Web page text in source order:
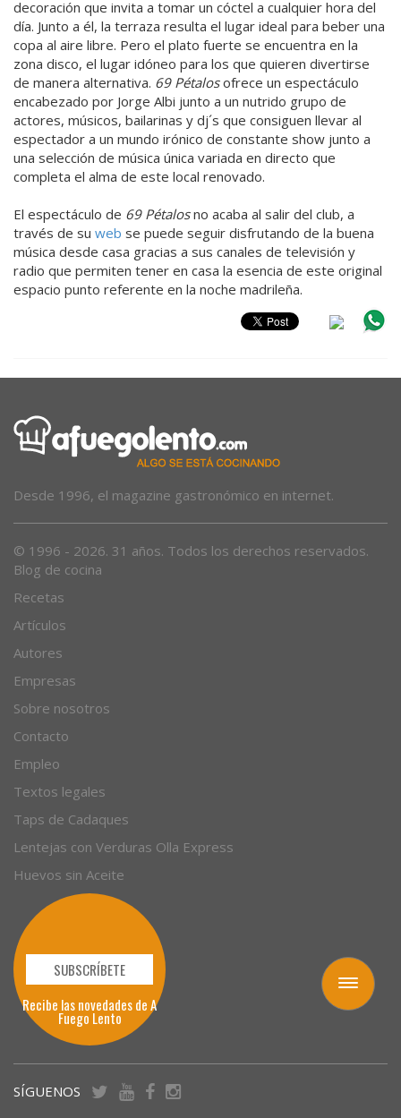
Toggle
navigation
decoración que invita a tomar un cóctel a cualquier hora del
día. Junto a él, la terraza resulta el lugar ideal para beber una
copa al aire libre. Pero el plato fuerte se encuentra en la
zona disco, el lugar idóneo para los que quieren divertirse
de manera alternativa. 69 Pétalosofrece un espectáculo
encabezado por Jorge Albi junto a un nutrido grupo de
actores, músicos, bailarinas y dj´s que consiguen llevar al
espectador a un mundo irónico de constante show junto a
una selección de música única variada en directo que
completa el alma de este local renovado.
El espectáculo de 69 Pétalosno acaba al salir del club, a
través de su web se puede seguir disfrutando de la buena
música desde casa gracias a sus canales de televisión y
radio que permiten tener en casa la esencia de este original
espacio punto referente en la noche madrileña.
Desde 1996, el magazine gastronómico en internet.
© 1996 - 2026. 31 años. Todos los derechos reservados.
Blog de cocina
Recetas
Artículos
Autores
Empresas
Sobre nosotros
Contacto
Empleo
Textos legales
Taps de Cadaques
Lentejas con Verduras Olla Express
Huevos sin Aceite
SUBSCRÍBETE
Recibe las novedades de A
Fuego Lento
SÍGUENOS